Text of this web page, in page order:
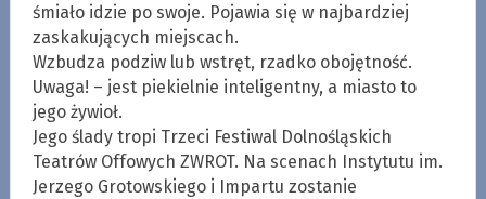
śmiało idzie po swoje. Pojawia się w najbardziej
zaskakujących miejscach.
Wzbudza podziw lub wstręt, rzadko obojętność.
Uwaga! – jest piekielnie inteligentny, a miasto to
jego żywioł.
Jego ślady tropi Trzeci Festiwal Dolnośląskich
Teatrów Offowych ZWROT. Na scenach Instytutu im.
Jerzego Grotowskiego i Impartu zostanie